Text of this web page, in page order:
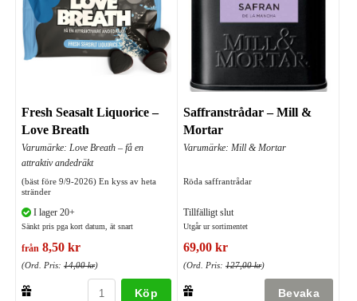
Fresh Seasalt Liquorice –
Love Breath
Varumärke: Love Breath – få en
attraktiv andedräkt
(bäst före 9/9-2026) En kyss av heta
stränder
I lager 20+
Sänkt pris pga kort datum, ät snart
från 8,50 kr
(Ord. Pris: 14,00 kr)
Köp
Saffranstrådar – Mill &
Mortar
Varumärke: Mill & Mortar
Röda saffrantrådar
Tillfälligt slut
Utgår ur sortimentet
69,00 kr
(Ord. Pris: 127,00 kr)